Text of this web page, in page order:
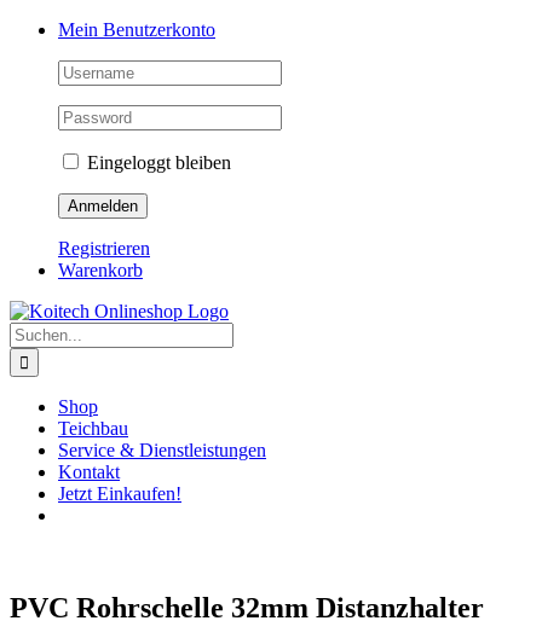
Skip
Mein Benutzerkonto
Eingeloggt bleiben
Registrieren
Warenkorb
Suche
nach:
Shop
Teichbau
Service & Dienstleistungen
Kontakt
Jetzt Einkaufen!
PVC Rohrschelle 32mm Distanzhalter